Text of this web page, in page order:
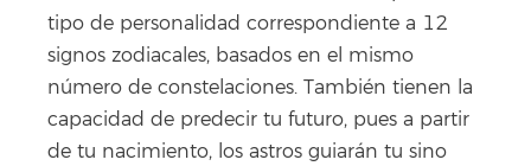
tipo de personalidad correspondiente a 12
signos zodiacales, basados en el mismo
número de constelaciones. También tienen la
capacidad de predecir tu futuro, pues a partir
de tu nacimiento, los astros guiarán tu sino